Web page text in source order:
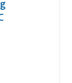
familie